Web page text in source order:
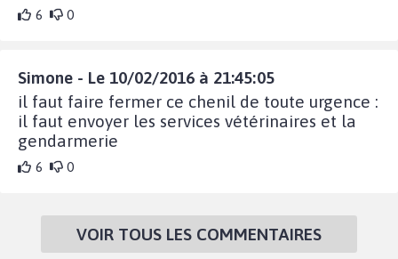
6 0
Simone - Le 10/02/2016 à 21:45:05
il faut faire fermer ce chenil de toute urgence :
il faut envoyer les services vétérinaires et la
gendarmerie
6 0
VOIR TOUS LES COMMENTAIRES